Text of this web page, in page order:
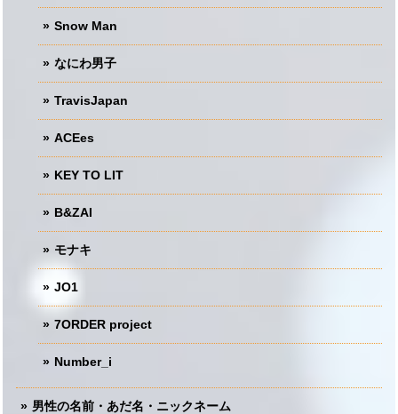
Snow Man
なにわ男子
TravisJapan
ACEes
KEY TO LIT
B&ZAI
モナキ
JO1
7ORDER project
Number_i
男性の名前・あだ名・ニックネーム